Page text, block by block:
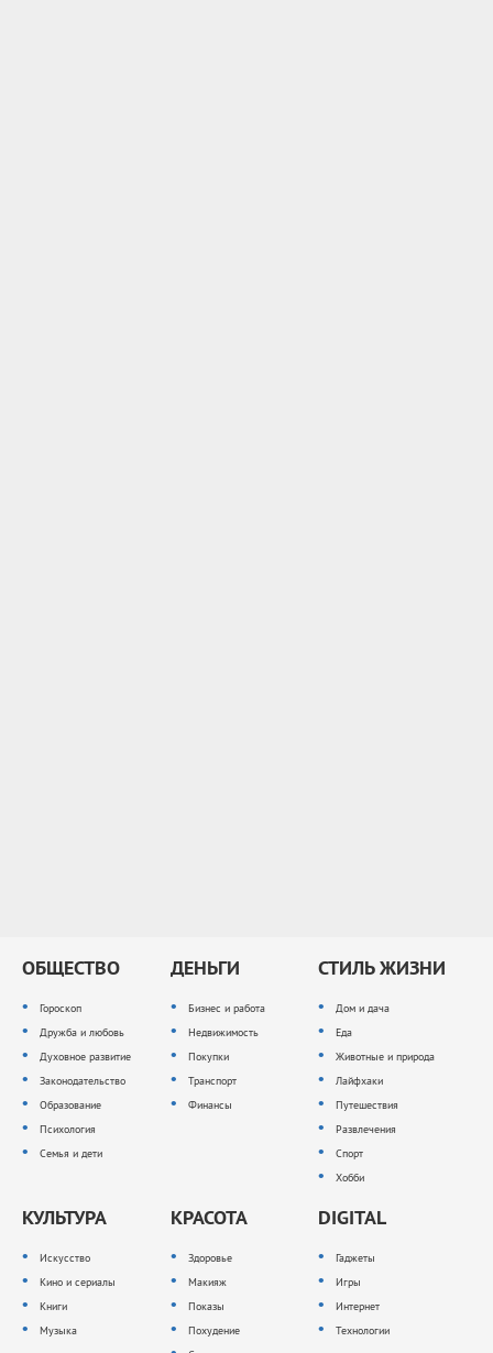
ОБЩЕСТВО
Гороскоп
Дружба и любовь
Духовное развитие
Законодательство
Образование
Психология
Семья и дети
ДЕНЬГИ
Бизнес и работа
Недвижимость
Покупки
Транспорт
Финансы
СТИЛЬ ЖИЗНИ
Дом и дача
Еда
Животные и природа
Лайфхаки
Путешествия
Развлечения
Спорт
Хобби
КУЛЬТУРА
Искусство
Кино и сериалы
Книги
Музыка
КРАСОТА
Здоровье
Макияж
Показы
Похудение
DIGITAL
Гаджеты
Игры
Интернет
Технологии